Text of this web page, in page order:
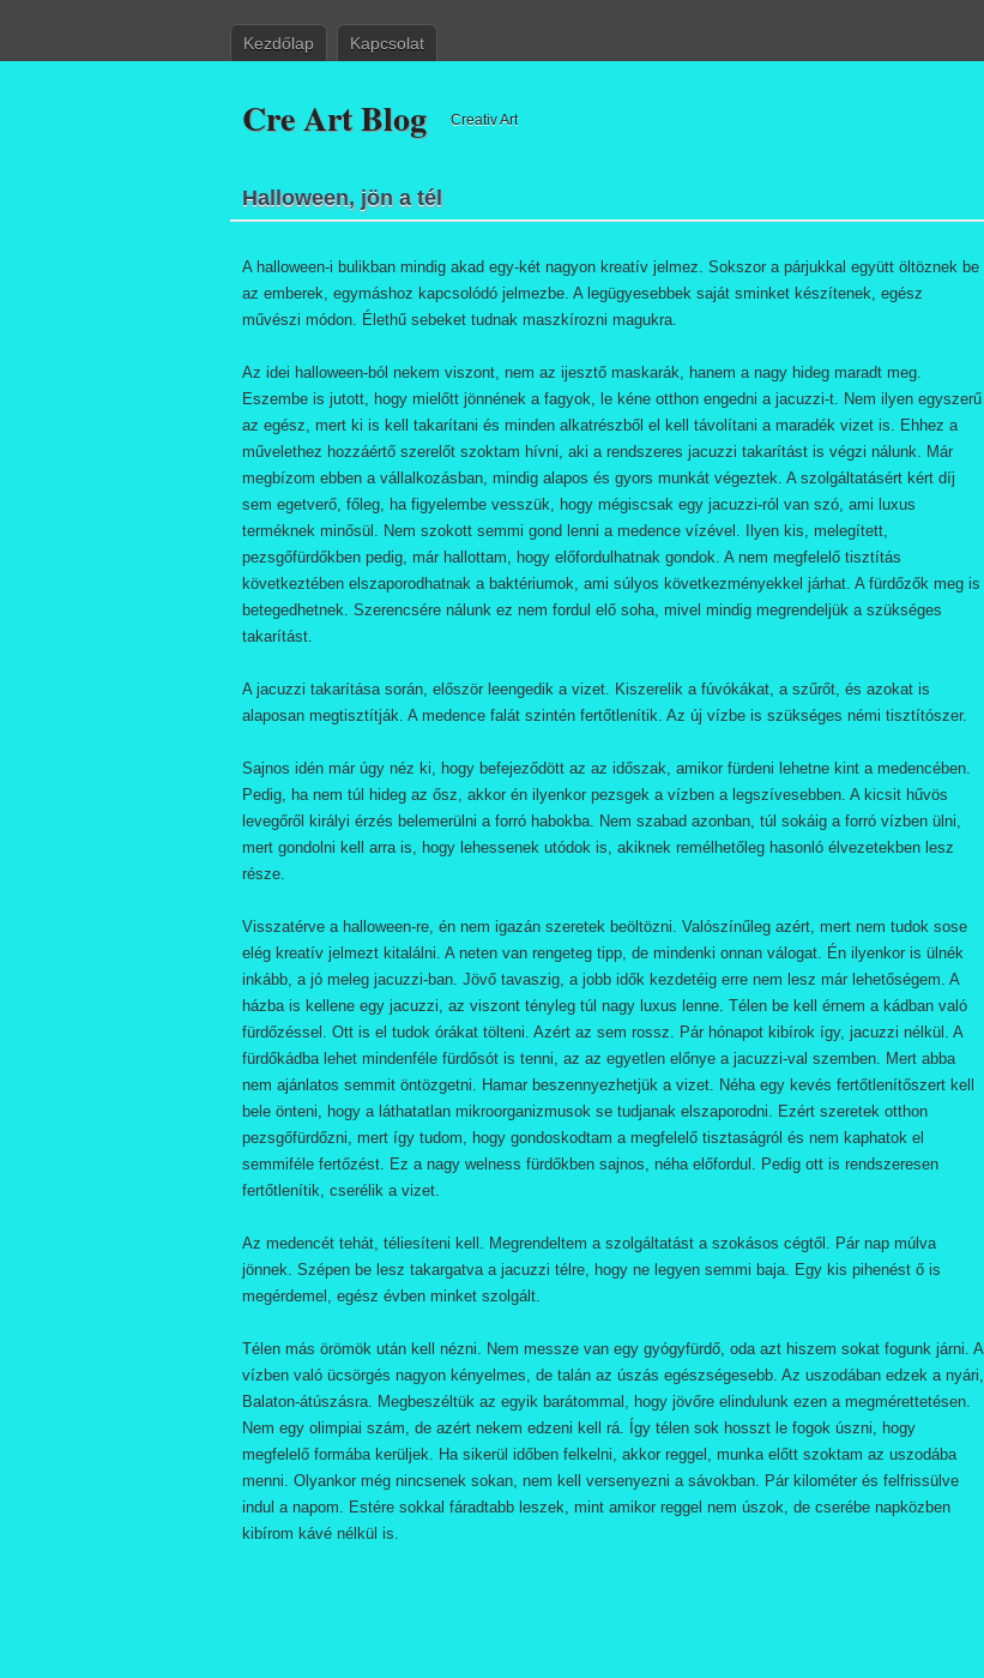
Kezdőlap Kapcsolat
Cre Art Blog Creativ Art
Halloween, jön a tél
A halloween-i bulikban mindig akad egy-két nagyon kreatív jelmez. Sokszor a párjukkal együtt öltöznek be
az emberek, egymáshoz kapcsolódó jelmezbe. A legügyesebbek saját sminket készítenek, egész
művészi módon. Élethű sebeket tudnak maszkírozni magukra.
Az idei halloween-ból nekem viszont, nem az ijesztő maskarák, hanem a nagy hideg maradt meg.
Eszembe is jutott, hogy mielőtt jönnének a fagyok, le kéne otthon engedni a jacuzzi-t. Nem ilyen egyszerű
az egész, mert ki is kell takarítani és minden alkatrészből el kell távolítani a maradék vizet is. Ehhez a
művelethez hozzáértő szerelőt szoktam hívni, aki a rendszeres jacuzzi takarítást is végzi nálunk. Már
megbízom ebben a vállalkozásban, mindig alapos és gyors munkát végeztek. A szolgáltatásért kért díj
sem egetverő, főleg, ha figyelembe vesszük, hogy mégiscsak egy jacuzzi-ról van szó, ami luxus
terméknek minősül. Nem szokott semmi gond lenni a medence vízével. Ilyen kis, melegített,
pezsgőfürdőkben pedig, már hallottam, hogy előfordulhatnak gondok. A nem megfelelő tisztítás
következtében elszaporodhatnak a baktériumok, ami súlyos következményekkel járhat. A fürdőzők meg is
betegedhetnek. Szerencsére nálunk ez nem fordul elő soha, mivel mindig megrendeljük a szükséges
takarítást.
A jacuzzi takarítása során, először leengedik a vizet. Kiszerelik a fúvókákat, a szűrőt, és azokat is
alaposan megtisztítják. A medence falát szintén fertőtlenítik. Az új vízbe is szükséges némi tisztítószer.
Sajnos idén már úgy néz ki, hogy befejeződött az az időszak, amikor fürdeni lehetne kint a medencében.
Pedig, ha nem túl hideg az ősz, akkor én ilyenkor pezsgek a vízben a legszívesebben. A kicsit hűvös
levegőről királyi érzés belemerülni a forró habokba. Nem szabad azonban, túl sokáig a forró vízben ülni,
mert gondolni kell arra is, hogy lehessenek utódok is, akiknek remélhetőleg hasonló élvezetekben lesz
része.
Visszatérve a halloween-re, én nem igazán szeretek beöltözni. Valószínűleg azért, mert nem tudok sose
elég kreatív jelmezt kitalálni. A neten van rengeteg tipp, de mindenki onnan válogat. Én ilyenkor is ülnék
inkább, a jó meleg jacuzzi-ban. Jövő tavaszig, a jobb idők kezdetéig erre nem lesz már lehetőségem. A
házba is kellene egy jacuzzi, az viszont tényleg túl nagy luxus lenne. Télen be kell érnem a kádban való
fürdőzéssel. Ott is el tudok órákat tölteni. Azért az sem rossz. Pár hónapot kibírok így, jacuzzi nélkül. A
fürdőkádba lehet mindenféle fürdősót is tenni, az az egyetlen előnye a jacuzzi-val szemben. Mert abba
nem ajánlatos semmit öntözgetni. Hamar beszennyezhetjük a vizet. Néha egy kevés fertőtlenítőszert kell
bele önteni, hogy a láthatatlan mikroorganizmusok se tudjanak elszaporodni. Ezért szeretek otthon
pezsgőfürdőzni, mert így tudom, hogy gondoskodtam a megfelelő tisztaságról és nem kaphatok el
semmiféle fertőzést. Ez a nagy welness fürdőkben sajnos, néha előfordul. Pedig ott is rendszeresen
fertőtlenítik, cserélik a vizet.
Az medencét tehát, téliesíteni kell. Megrendeltem a szolgáltatást a szokásos cégtől. Pár nap múlva
jönnek. Szépen be lesz takargatva a jacuzzi télre, hogy ne legyen semmi baja. Egy kis pihenést ő is
megérdemel, egész évben minket szolgált.
Télen más örömök után kell nézni. Nem messze van egy gyógyfürdő, oda azt hiszem sokat fogunk járni. A
vízben való ücsörgés nagyon kényelmes, de talán az úszás egészségesebb. Az uszodában edzek a nyári,
Balaton-átúszásra. Megbeszéltük az egyik barátommal, hogy jövőre elindulunk ezen a megmérettetésen.
Nem egy olimpiai szám, de azért nekem edzeni kell rá. Így télen sok hosszt le fogok úszni, hogy
megfelelő formába kerüljek. Ha sikerül időben felkelni, akkor reggel, munka előtt szoktam az uszodába
menni. Olyankor még nincsenek sokan, nem kell versenyezni a sávokban. Pár kilométer és felfrissülve
indul a napom. Estére sokkal fáradtabb leszek, mint amikor reggel nem úszok, de cserébe napközben
kibírom kávé nélkül is.